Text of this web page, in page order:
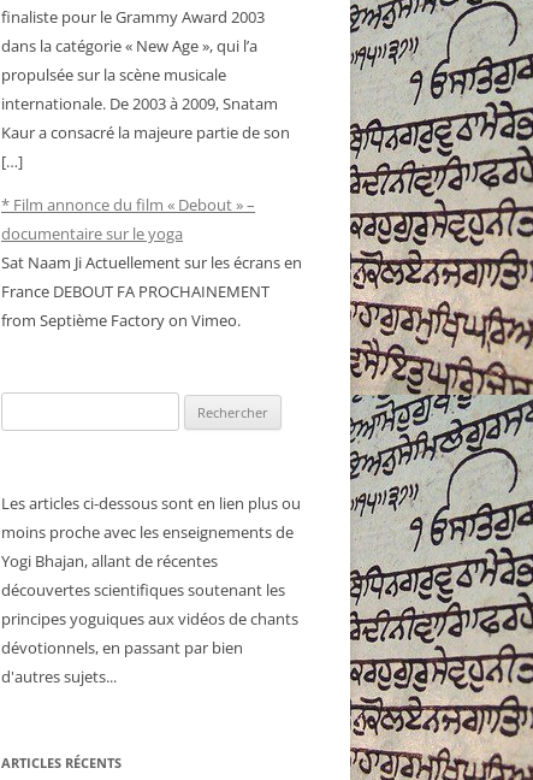
finaliste pour le Grammy Award 2003
dans la catégorie « New Age », qui l’a
propulsée sur la scène musicale
internationale. De 2003 à 2009, Snatam
Kaur a consacré la majeure partie de son
[…]
* Film annonce du film « Debout » –
documentaire sur le yoga
Sat Naam Ji Actuellement sur les écrans en
France DEBOUT FA PROCHAINEMENT
from Septième Factory on Vimeo.
Les articles ci-dessous sont en lien plus ou
moins proche avec les enseignements de
Yogi Bhajan, allant de récentes
découvertes scientifiques soutenant les
principes yoguiques aux vidéos de chants
dévotionnels, en passant par bien
d'autres sujets...
ARTICLES RÉCENTS